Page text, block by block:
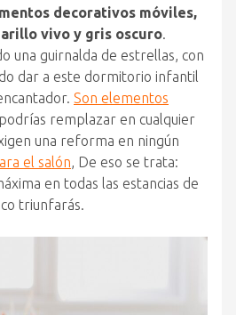
decorativos móviles,
vivo y gris oscuro.
una guirnalda de estrellas, con
dar a este dormitorio infantil
Son elementos
remplazar en cualquier
una reforma en ningún
el salón, De eso se trata:
en todas las estancias de
triunfarás.